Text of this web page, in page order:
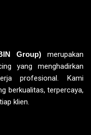
Group)merupakan
yang menghadirkan
profesional. Kami
berkualitas, terpercaya,
klien.